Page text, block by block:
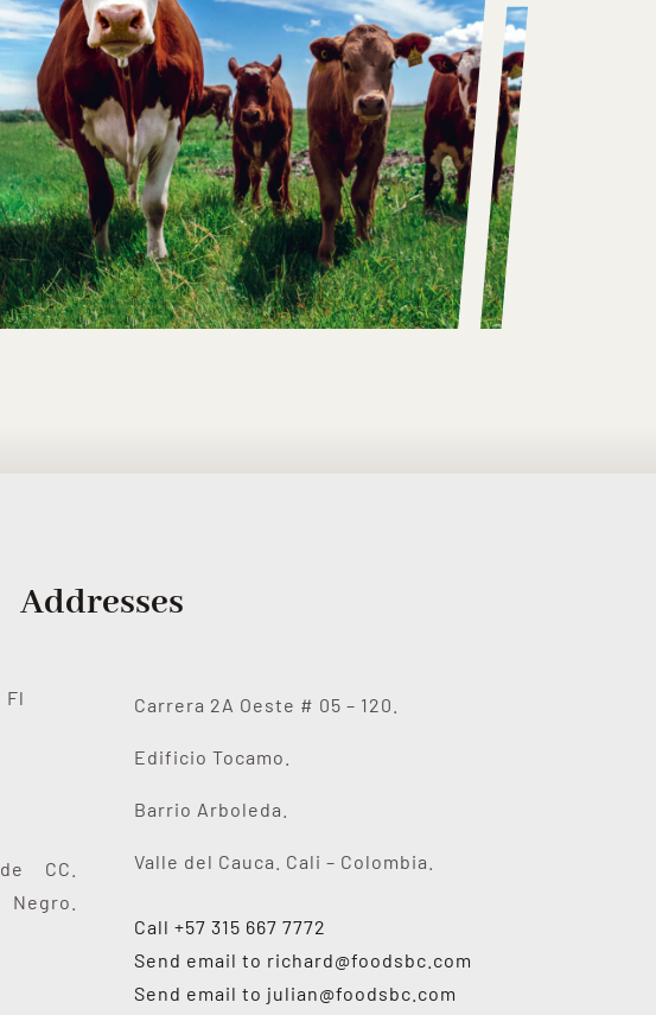
Addresses
Fl
CC.
Carrera 2A Oeste # 05 – 120.
Edificio Tocamo.
Barrio Arboleda.
Valle del Cauca. Cali – Colombia.
Call +57 315 667 7772
Send email to richard@foodsbc.com
Send email to julian@foodsbc.com